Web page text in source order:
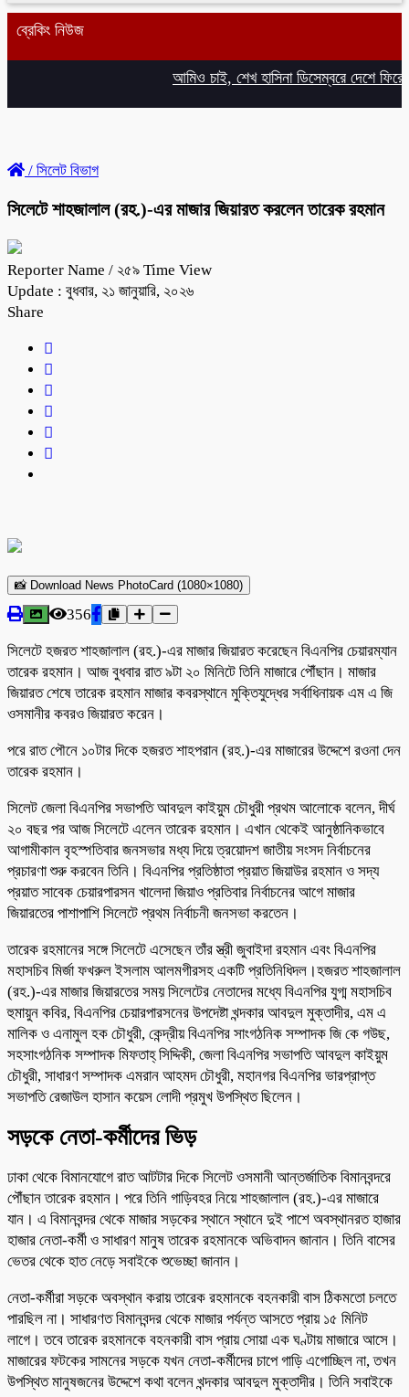
ব্রেকিং নিউজ
আমিও চাই, শেখ হাসিনা ডিসেম্বরে দেশে ফিরে
/ সিলেট বিভাগ
সিলেটে শাহজালাল (রহ.)-এর মাজার জিয়ারত করলেন তারেক রহমান
Reporter Name / ২৫৯ Time View
Update : বুধবার, ২১ জানুয়ারি, ২০২৬
Share
📸 Download News PhotoCard (1080×1080)
356
সিলেটে হজরত শাহজালাল (রহ.)-এর মাজার জিয়ারত করেছেন বিএনপির চেয়ারম্যান
তারেক রহমান। আজ বুধবার রাত ৯টা ২০ মিনিটে তিনি মাজারে পৌঁছান। মাজার
জিয়ারত শেষে তারেক রহমান মাজার কবরস্থানে মুক্তিযুদ্ধের সর্বাধিনায়ক এম এ জি
ওসমানীর কবরও জিয়ারত করেন।
পরে রাত পৌনে ১০টার দিকে হজরত শাহপরান (রহ.)-এর মাজারের উদ্দেশে রওনা দেন
তারেক রহমান।
সিলেট জেলা বিএনপির সভাপতি আবদুল কাইয়ুম চৌধুরী প্রথম আলোকে বলেন, দীর্ঘ
২০ বছর পর আজ সিলেটে এলেন তারেক রহমান। এখান থেকেই আনুষ্ঠানিকভাবে
আগামীকাল বৃহস্পতিবার জনসভার মধ্য দিয়ে ত্রয়োদশ জাতীয় সংসদ নির্বাচনের
প্রচারণা শুরু করবেন তিনি। বিএনপির প্রতিষ্ঠাতা প্রয়াত জিয়াউর রহমান ও সদ্য
প্রয়াত সাবেক চেয়ারপারসন খালেদা জিয়াও প্রতিবার নির্বাচনের আগে মাজার
জিয়ারতের পাশাপাশি সিলেটে প্রথম নির্বাচনী জনসভা করতেন।
তারেক রহমানের সঙ্গে সিলেটে এসেছেন তাঁর স্ত্রী জুবাইদা রহমান এবং বিএনপির
মহাসচিব মির্জা ফখরুল ইসলাম আলমগীরসহ একটি প্রতিনিধিদল।হজরত শাহজালাল
(রহ.)-এর মাজার জিয়ারতের সময় সিলেটের নেতাদের মধ্যে বিএনপির যুগ্ম মহাসচিব
হুমায়ুন কবির, বিএনপির চেয়ারপারসনের উপদেষ্টা খন্দকার আবদুল মুক্তাদীর, এম এ
মালিক ও এনামুল হক চৌধুরী, কেন্দ্রীয় বিএনপির সাংগঠনিক সম্পাদক জি কে গউছ,
সহসাংগঠনিক সম্পাদক মিফতাহ্ সিদ্দিকী, জেলা বিএনপির সভাপতি আবদুল কাইয়ুম
চৌধুরী, সাধারণ সম্পাদক এমরান আহমদ চৌধুরী, মহানগর বিএনপির ভারপ্রাপ্ত
সভাপতি রেজাউল হাসান কয়েস লোদী প্রমুখ উপস্থিত ছিলেন।
সড়কে নেতা-কর্মীদের ভিড়
ঢাকা থেকে বিমানযোগে রাত আটটার দিকে সিলেট ওসমানী আন্তর্জাতিক বিমানবন্দরে
পৌঁছান তারেক রহমান। পরে তিনি গাড়িবহর নিয়ে শাহজালাল (রহ.)-এর মাজারে
যান। এ বিমানবন্দর থেকে মাজার সড়কের স্থানে স্থানে দুই পাশে অবস্থানরত হাজার
হাজার নেতা-কর্মী ও সাধারণ মানুষ তারেক রহমানকে অভিবাদন জানান। তিনি বাসের
ভেতর থেকে হাত নেড়ে সবাইকে শুভেচ্ছা জানান।
নেতা-কর্মীরা সড়কে অবস্থান করায় তারেক রহমানকে বহনকারী বাস ঠিকমতো চলতে
পারছিল না। সাধারণত বিমানবন্দর থেকে মাজার পর্যন্ত আসতে প্রায় ১৫ মিনিট
লাগে। তবে তারেক রহমানকে বহনকারী বাস প্রায় সোয়া এক ঘণ্টায় মাজারে আসে।
মাজারের ফটকের সামনের সড়কে যখন নেতা-কর্মীদের চাপে গাড়ি এগোচ্ছিল না, তখন
উপস্থিত মানুষজনের উদ্দেশে কথা বলেন খন্দকার আবদুল মুক্তাদীর। তিনি সবাইকে